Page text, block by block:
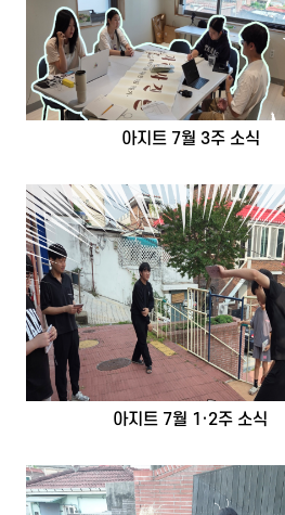
아지트 7월 3주 소식
아지트 7월 1·2주 소식